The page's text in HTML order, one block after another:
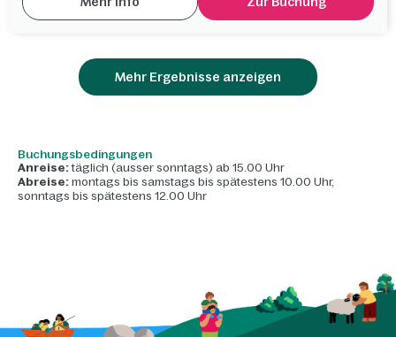
Mehr Ergebnisse anzeigen
Buchungsbedingungen
Anreise:täglich (ausser sonntags) ab 15.00 Uhr
Abreise: montags bis samstags bis spätestens 10.00 Uhr,
sonntags bis spätestens 12.00 Uhr